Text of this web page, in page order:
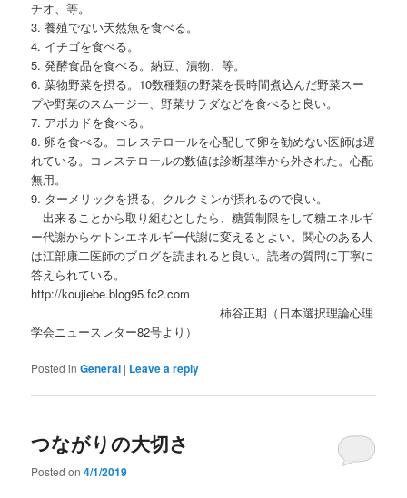
チオ、等。
3. 養殖でない天然魚を食べる。
4. イチゴを食べる。
5. 発酵食品を食べる。納豆、漬物、等。
6. 葉物野菜を摂る。10数種類の野菜を長時間煮込んだ野菜スー
プや野菜のスムージー、野菜サラダなどを食べると良い。
7. アボカドを食べる。
8. 卵を食べる。コレステロールを心配して卵を勧めない医師は遅
れている。コレステロールの数値は診断基準から外された。心配
無用。
9. ターメリックを摂る。クルクミンが摂れるので良い。
出来ることから取り組むとしたら、糖質制限をして糖エネルギ
ー代謝からケトンエネルギー代謝に変えるとよい。関心のある人
は江部康二医師のブログを読まれると良い。読者の質問に丁寧に
答えられている。
http://koujiebe.blog95.fc2.com
柿谷正期（日本選択理論心理
学会ニュースレター82号より）
Posted in General | Leave a reply
つながりの大切さ
Posted on4/1/2019